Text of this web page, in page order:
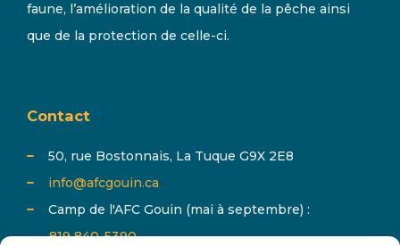
faune, l’amélioration de la qualité de la pêche ainsi
que de la protection de celle-ci.
Contact
50, rue Bostonnais, La Tuque G9X 2E8
info@afcgouin.ca
Camp de l'AFC Gouin (mai à septembre) :
819 840-5390